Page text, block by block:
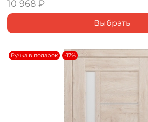
10 968 ₽
Выбрать
Ручка в подарок -17%